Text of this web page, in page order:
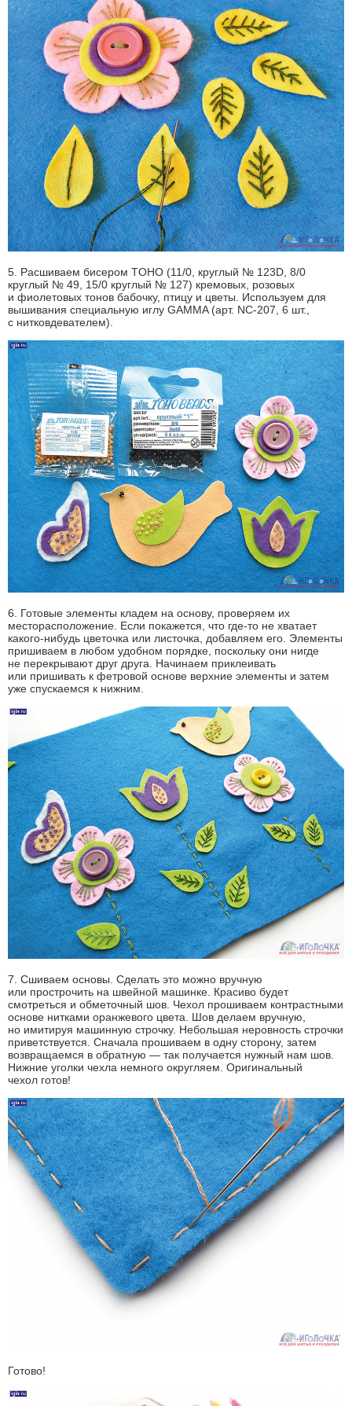
5. Расшиваем бисером TOHO (11/0, круглый № 123D, 8/0
круглый № 49, 15/0 круглый № 127) кремовых, розовых
и фиолетовых тонов бабочку, птицу и цветы. Используем для
вышивания специальную иглу GAMMA (арт. NC-207, 6 шт.,
с нитковдевателем).
6. Готовые элементы кладем на основу, проверяем их
месторасположение. Если покажется, что где-то не хватает
какого-нибудь цветочка или листочка, добавляем его. Элементы
пришиваем в любом удобном порядке, поскольку они нигде
не перекрывают друг друга. Начинаем приклеивать
или пришивать к фетровой основе верхние элементы и затем
уже спускаемся к нижним.
7. Сшиваем основы. Сделать это можно вручную
или прострочить на швейной машинке. Красиво будет
смотреться и обметочный шов. Чехол прошиваем контрастными
основе нитками оранжевого цвета. Шов делаем вручную,
но имитируя машинную строчку. Небольшая неровность строчки
приветствуется. Сначала прошиваем в одну сторону, затем
возвращаемся в обратную — так получается нужный нам шов.
Нижние уголки чехла немного округляем. Оригинальный
чехол готов!
Готово!